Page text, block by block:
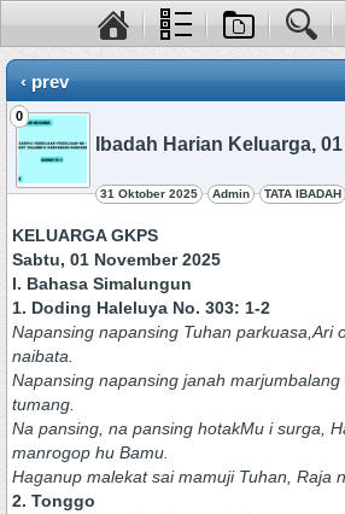
‹ prev
0
Ibadah Harian Keluarga,
31 Oktober 2025 Admin TATA IBADAH
KELUARGA GKPS
Sabtu, 01 November 2025
I. Bahasa Simalungun
1. Doding Haleluya No. 303: 1-2
Napansing napansing Tuhan parkuasa,Ari
naibata.
Napansing napansing janah
tumang.
Na pansing, na pansing hotakMu i surga,
manrogop hu Bamu.
Haganup malekat sai mamuji Tuhan, Raja
2. Tonggo